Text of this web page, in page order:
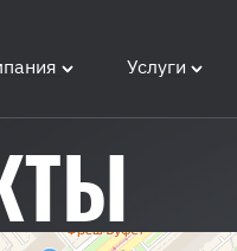
Услуги